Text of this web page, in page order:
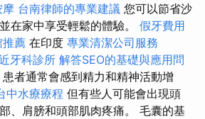
摩 台南律師的專業建議 您可以節省沙
在家中享受輕鬆的體驗。 假牙費用
推薦 在印度 專業清潔公司服務
牙科診所 解答SEO的基礎與應用問
者通常會感到精力和精神活動增
中水療療程 但有些人可能會出現頭
、肩膀和頭部肌肉疼痛。 毛囊的基